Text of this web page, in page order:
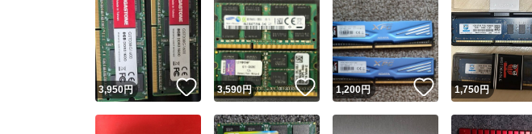
3,950円 いいね！
3,590円 いいね！
1,200円 いいね！
1,750円